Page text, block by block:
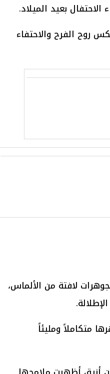
بعيد الميلاد.
روح الفرح والاحتفاء
لافتة من الألماس،
متكاملاً ومليئاً